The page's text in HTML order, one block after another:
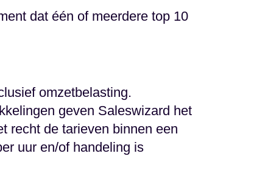
dat één of meerdere top 10
omzetbelasting.
geven Saleswizard het
recht de tarieven binnen een
uur en/of handeling is